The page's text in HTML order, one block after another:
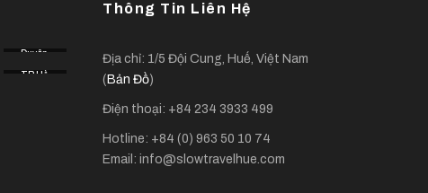
Duyên
TP Hồ
Thông Tin Liên Hệ
Địa chỉ: 1/5 Đội Cung, Huế, Việt Nam
( Bản Đồ)
Điện thoại: +84 234 3933 499
Hotline: +84 (0) 963 50 10 74
Email: info@slowtravelhue.com